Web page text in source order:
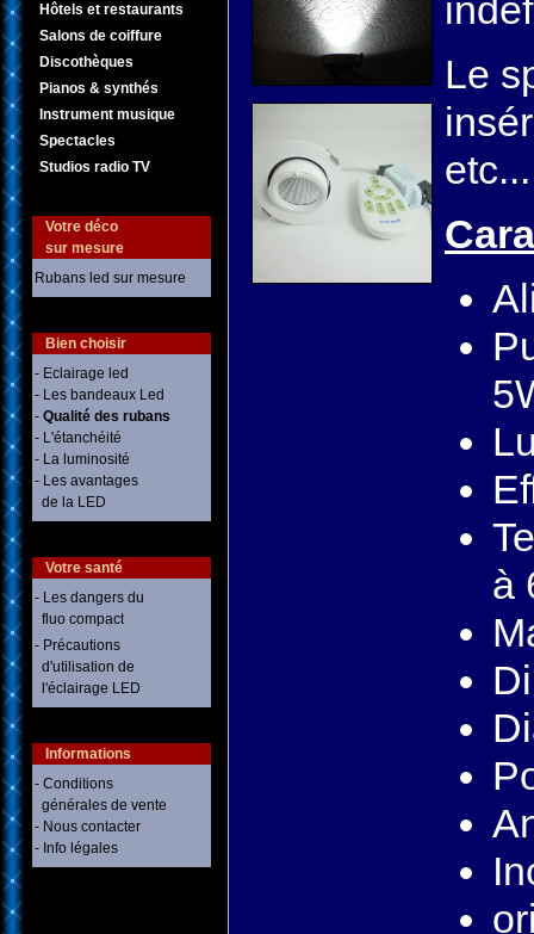
Hôtels et restaurants
Salons de coiffure
Discothèques
Pianos & synthés
Instrument musique
Spectacles
Studios radio TV
Votre déco
sur mesure
Rubans led sur mesure
Bien choisir
- Eclairage led
- Les bandeaux Led
- Qualité des rubans
- L'étanchéité
- La luminosité
- Les avantages
de la LED
Votre santé
- Les dangers du
fluo compact
- Précautions
d'utilisation de
l'éclairage LED
Informations
- Conditions
générales de vente
- Nous contacter
- Info légales
Le
etc...
à